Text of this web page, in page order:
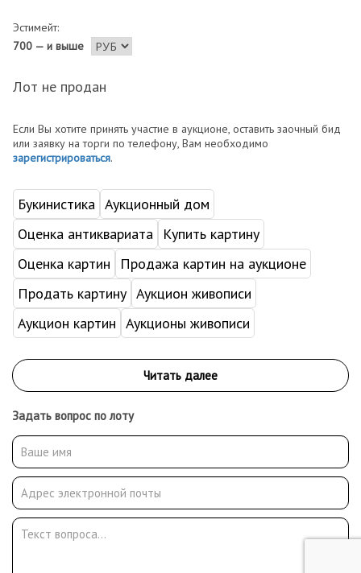
Эстимейт:
700 — и выше
Лот не продан
Если Вы хотите принять участие в аукционе, оставить заочный бид
или заявку на торги по телефону, Вам необходимо
зарегистрироваться.
Букинистика Аукционный дом
Оценка антиквариата
Купить картину
Оценка картин
Продажа картин на аукционе
Продать картину Аукцион живописи
Аукцион картин Аукционы живописи
Задать вопрос по лоту